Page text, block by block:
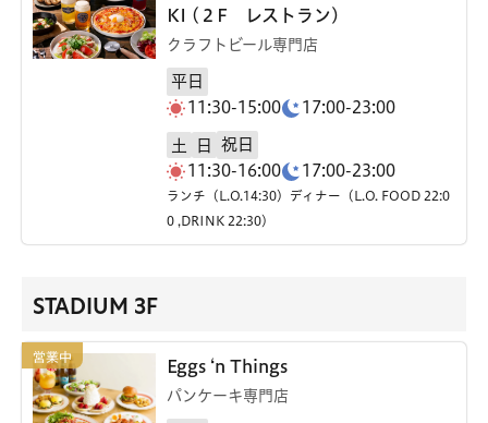
KI (２F レストラン)
クラフトビール専門店
平日
11:30-15:00
17:00-23:00
土 日
祝日
11:30-16:00
17:00-23:00
ランチ（L.O.14:30）ディナー（L.O. FOOD 22:0
0 ,DRINK 22:30）
STADIUM 3F
Eggs ‘n Things
パンケーキ専門店